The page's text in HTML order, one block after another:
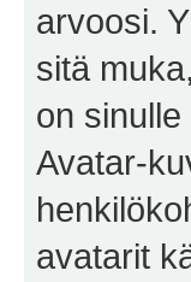
arvoosi.
sitä
on
Avatar-
avatarit